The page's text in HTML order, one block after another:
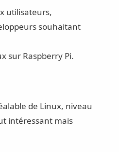
utilisateurs,
souhaitant
sur Raspberry Pi.
de Linux, niveau
intéressant mais